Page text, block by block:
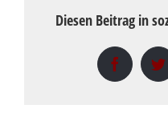
Diesen Beitrag in
Facebook